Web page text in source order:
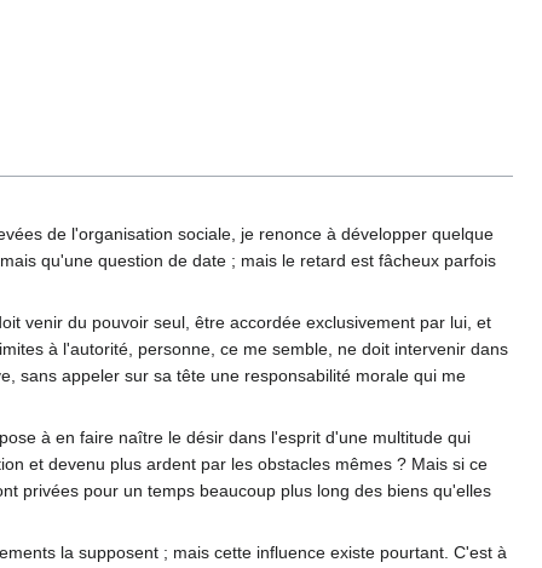
de l'organisation sociale, je renonce à développer quelque
qu'une question de date ; mais le retard est fâcheux parfois
venir du pouvoir seul, être accordée exclusivement par lui, et
à l'autorité, personne, ce me semble, ne doit intervenir dans
sans appeler sur sa tête une responsabilité morale qui me
à en faire naître le désir dans l'esprit d'une multitude qui
et devenu plus ardent par les obstacles mêmes ? Mais si ce
privées pour un temps beaucoup plus long des biens qu'elles
la supposent ; mais cette influence existe pourtant. C'est à